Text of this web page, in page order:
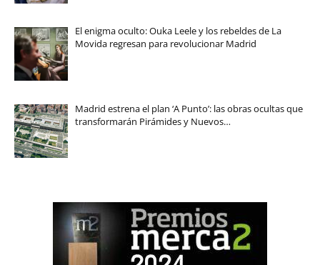
El enigma oculto: Ouka Leele y los rebeldes de La
Movida regresan para revolucionar Madrid
Madrid estrena el plan ‘A Punto’: las obras ocultas que
transformarán Pirámides y Nuevos…